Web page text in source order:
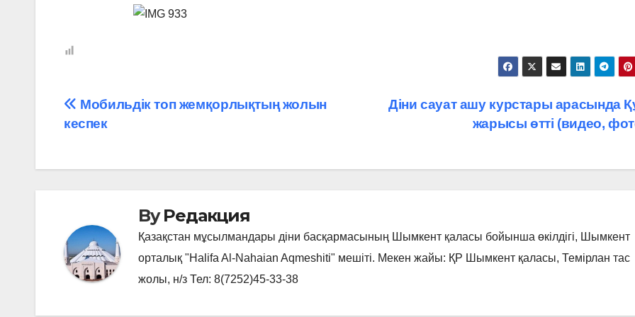
Навигация
записям
Діни сауат ашу курстары арасында
жарысы өтті (видео,
Мобильдік топ жемқорлықтың жолын
кеспек
ByРедакция
Қазақстан мұсылмандары діни басқармасының Шымкент қаласы бойынша өкілдігі, Шымкент
орталық "Halifa Al-Nahaian Aqmeshiti" мешіті. Мекен жайы: ҚР Шымкент қаласы, Темірлан тас
жолы, н/з Тел: 8(7252)45-33-38